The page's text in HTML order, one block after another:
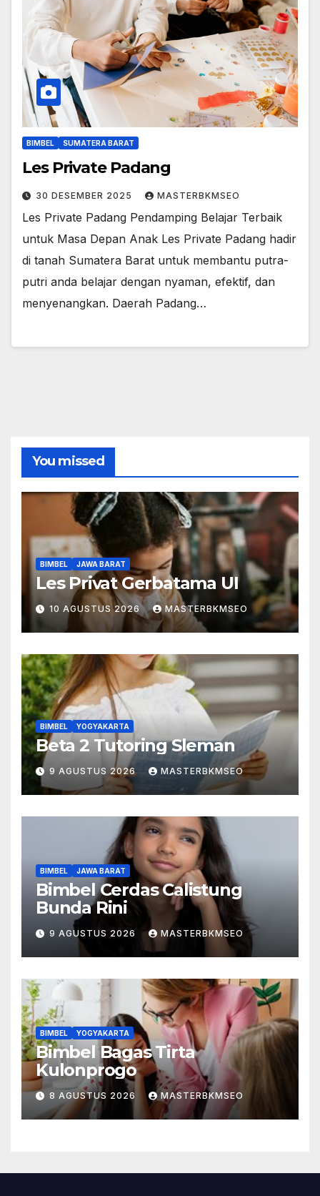
BIMBEL SUMATERA BARAT
Les Private Padang
30 DESEMBER 2025 MASTERBKMSEO
Les Private Padang Pendamping Belajar Terbaik
untuk Masa Depan Anak Les Private Padang hadir
di tanah Sumatera Barat untuk membantu putra-
putri anda belajar dengan nyaman, efektif, dan
menyenangkan. Daerah Padang…
You missed
BIMBEL JAWA BARAT
Les Privat Gerbatama UI
10 AGUSTUS 2026 MASTERBKMSEO
BIMBEL YOGYAKARTA
Beta 2 Tutoring Sleman
9 AGUSTUS 2026 MASTERBKMSEO
BIMBEL JAWA BARAT
Bimbel Cerdas Calistung
Bunda Rini
9 AGUSTUS 2026 MASTERBKMSEO
BIMBEL YOGYAKARTA
Bimbel Bagas Tirta
Kulonprogo
8 AGUSTUS 2026 MASTERBKMSEO